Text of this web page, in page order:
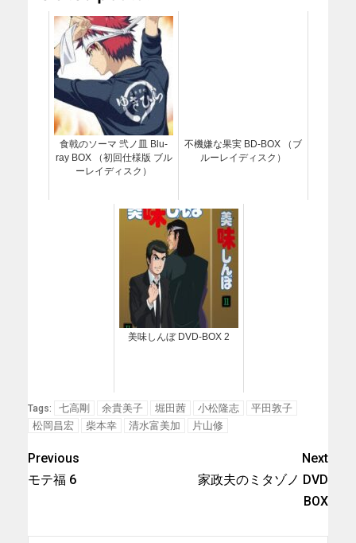
食戟のソーマ 弐ノ皿 Blu-
ray BOX （初回仕様版 ブル
ーレイディスク）
不機嫌な果実 BD-BOX （ブ
ルーレイディスク）
美味しんぼ DVD-BOX 2
Tags: 七高剛 余貴美子 堀田茜 小松隆志
平田敦子
松岡昌宏
柴本幸 清水富美加 片山修
Previous
モテ福 6
Next
家政夫のミタゾノ DVD
BOX